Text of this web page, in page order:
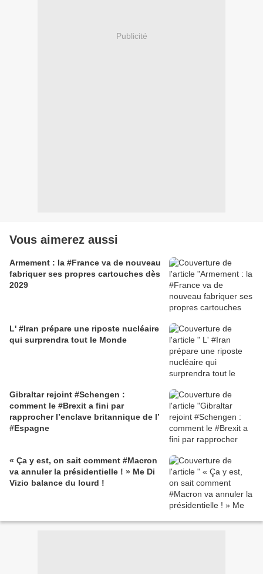
Publicité
Vous aimerez aussi
Armement : la #France va de nouveau
fabriquer ses propres cartouches dès
2029
L' #Iran prépare une riposte nucléaire
qui surprendra tout le Monde
Gibraltar rejoint #Schengen :
comment le #Brexit a fini par
rapprocher l’enclave britannique de l’
#Espagne
« Ça y est, on sait comment #Macron
va annuler la présidentielle ! » Me Di
Vizio balance du lourd !